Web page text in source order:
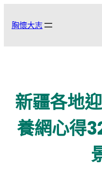
胸懷大志
新疆各地
養網心得